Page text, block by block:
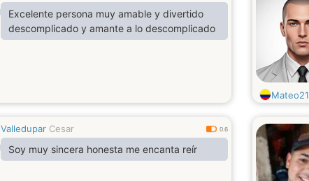
Excelente persona muy amable y divertido
descomplicado y amante a lo descomplicado
Valledupar Cesar 0.6
Soy muy sincera honesta me encanta reír